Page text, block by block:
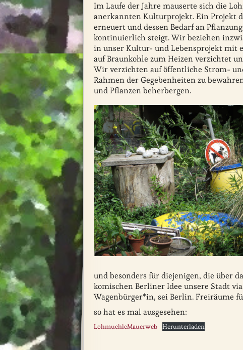
Im Laufe der Jahre mauserte sich die
anerkannten Kulturprojekt. Ein Projekt
erneuert und dessen Bedarf an
kontinuierlich steigt. Wir beziehen
in unser Kultur- und Lebensprojekt mit
auf Braunkohle zum Heizen verzichtet
Wir verzichten auf öffentliche Strom-
Rahmen der Gegebenheiten zu
und Pflanzen beherbergen.
und besonders für diejenigen, die über
komischen Berliner Idee unsere Stadt
Wagenbürger*in, sei Berlin. Freiräume
so hat es mal ausgesehen:
LohmuehleMauerweb Herunterladen